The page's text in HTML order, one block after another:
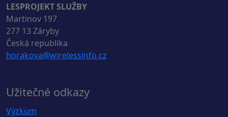
LESPROJEKT SLUŽBY
Martinov 197
277 13 Záryby
Česká republika
horakova@wirelessinfo.cz
Užitečné odkazy
Výzkum